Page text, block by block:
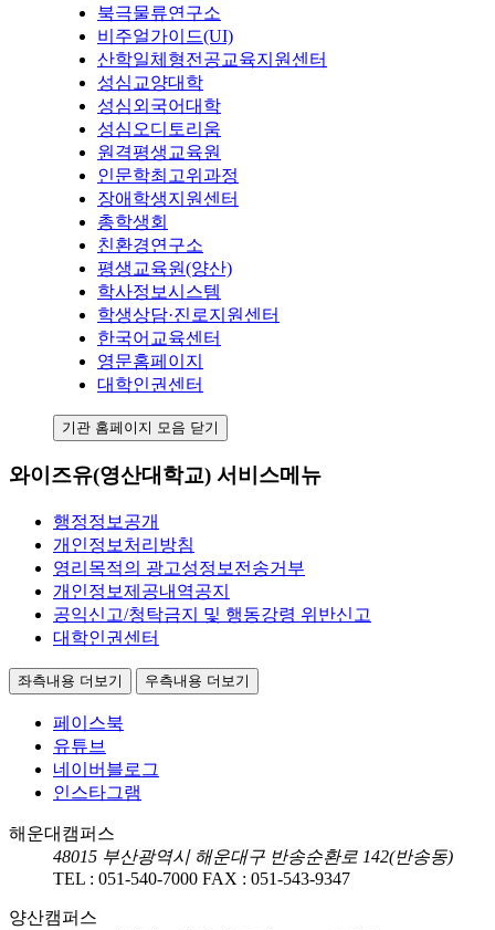
북극물류연구소
비주얼가이드(UI)
산학일체형전공교육지원센터
성심교양대학
성심외국어대학
성심오디토리움
원격평생교육원
인문학최고위과정
장애학생지원센터
총학생회
친환경연구소
평생교육원(양산)
학사정보시스템
학생상담·진로지원센터
한국어교육센터
영문홈페이지
대학인권센터
기관 홈페이지 모음 닫기
와이즈유(영산대학교) 서비스메뉴
행정정보공개
개인정보처리방침
영리목적의 광고성정보전송거부
개인정보제공내역공지
공익신고/청탁금지 및 행동강령 위반신고
대학인권센터
좌측내용 더보기 우측내용 더보기
페이스북
유튜브
네이버블로그
인스타그램
해운대캠퍼스
48015 부산광역시 해운대구 반송순환로 142(반송동)
TEL : 051-540-7000 FAX : 051-543-9347
양산캠퍼스